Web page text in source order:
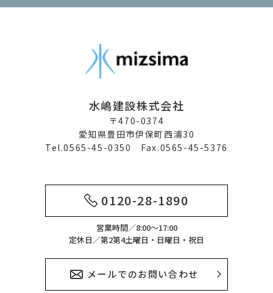
水嶋建設株式会社
〒470-0374
愛知県豊田市伊保町西浦30
Tel.0565-45-0350 Fax.0565-45-5376
0120-28-1890
営業時間／8:00～17:00
定休日／第2第4土曜日・日曜日・祝日
メールでのお問い合わせ